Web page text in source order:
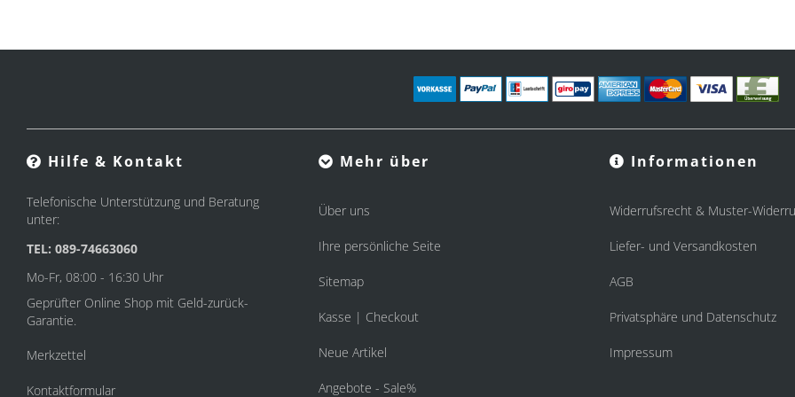
Hilfe & Kontakt
Telefonische Unterstützung und Beratung
unter:
TEL: 089-74663060
Mo-Fr, 08:00 - 16:30 Uhr
Geprüfter Online Shop mit Geld-zurück-
Garantie.
Merkzettel
Kontaktformular
Mehr über
Über uns
Ihre persönliche Seite
Sitemap
Kasse | Checkout
Neue Artikel
Angebote - Sale%
Informationen
Widerrufsrecht & Muster-
Liefer- und Versandkosten
AGB
Privatsphäre und Datenschutz
Impressum